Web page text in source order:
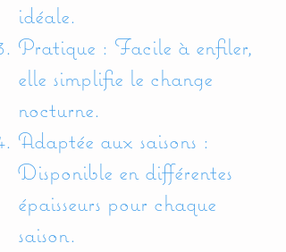
idéale.
Pratique : Facile à enfiler,
elle simplifie le change
nocturne.
Adaptée aux saisons :
Disponible en différentes
épaisseurs pour chaque
saison.